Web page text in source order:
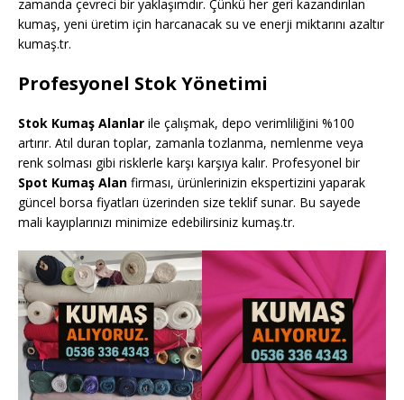
zamanda çevreci bir yaklaşımdır. Çünkü her geri kazandırılan
kumaş, yeni üretim için harcanacak su ve enerji miktarını azaltır
kumaş.tr.
Profesyonel Stok Yönetimi
Stok Kumaş Alanlar ile çalışmak, depo verimliliğini %100
artırır. Atıl duran toplar, zamanla tozlanma, nemlenme veya
renk solması gibi risklerle karşı karşıya kalır. Profesyonel bir
Spot Kumaş Alan firması, ürünlerinizin ekspertizini yaparak
güncel borsa fiyatları üzerinden size teklif sunar. Bu sayede
mali kayıplarınızı minimize edebilirsiniz kumaş.tr.